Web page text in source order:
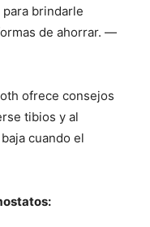
brindarle
de ahorrar. —
ofrece consejos
tibios y al
cuando el